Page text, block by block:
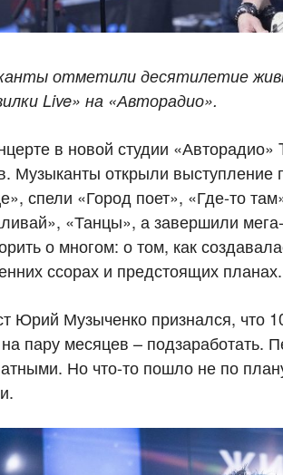
отметили десятилетие
Live» на «Авторадио».
в новой студии
Музыканты открыли выступление
спели «Город поет», «Где-то
«Танцы», а завершили
о многом: о том, как
ссорах и предстоящих планах.
Юрий Музыченко признался, что
на пару месяцев –
Но что-то пошло не по